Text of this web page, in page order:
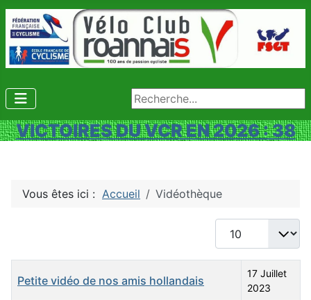
Rechercher
VICTOIRES DU VCR EN 2026 : 38
Vous êtes ici : Accueil Vidéothèque
Afficher #
Titre Date de publication
Petite vidéo de nos amis hollandais
17 Juillet
2023